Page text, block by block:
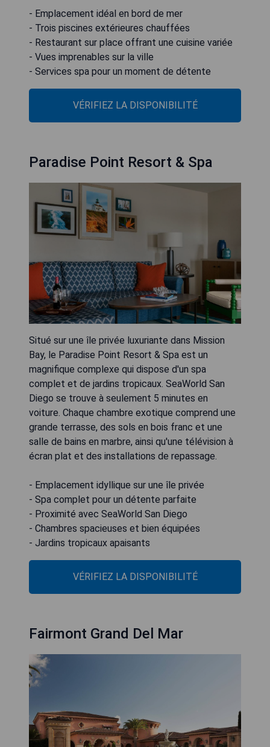
- Emplacement idéal en bord de mer
- Trois piscines extérieures chauffées
- Restaurant sur place offrant une cuisine variée
- Vues imprenables sur la ville
- Services spa pour un moment de détente
VÉRIFIEZ LA DISPONIBILITÉ
Paradise Point Resort & Spa
Situé sur une île privée luxuriante dans Mission
Bay, le Paradise Point Resort & Spa est un
magnifique complexe qui dispose d'un spa
complet et de jardins tropicaux. SeaWorld San
Diego se trouve à seulement 5 minutes en
voiture. Chaque chambre exotique comprend une
grande terrasse, des sols en bois franc et une
salle de bains en marbre, ainsi qu'une télévision à
écran plat et des installations de repassage.
- Emplacement idyllique sur une île privée
- Spa complet pour un détente parfaite
- Proximité avec SeaWorld San Diego
- Chambres spacieuses et bien équipées
- Jardins tropicaux apaisants
VÉRIFIEZ LA DISPONIBILITÉ
Fairmont Grand Del Mar